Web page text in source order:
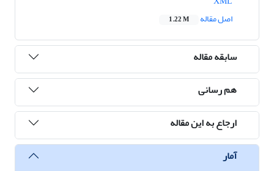
اصل مقاله
1.22 M
سابقه مقاله
هم رسانی
ارجاع به این مقاله
آمار